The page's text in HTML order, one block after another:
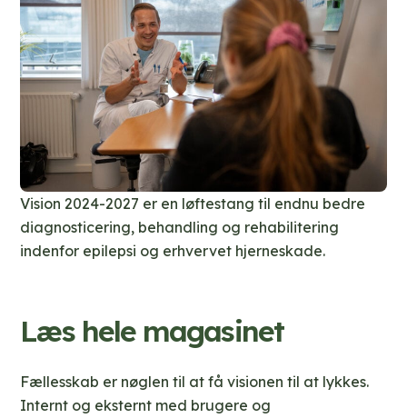
Vision 2024-2027 er en løftestang til endnu bedre
diagnosticering, behandling og rehabilitering
indenfor epilepsi og erhvervet hjerneskade.
Læs hele magasinet
Fællesskab er nøglen til at få visionen til at lykkes.
Internt og eksternt med brugere og